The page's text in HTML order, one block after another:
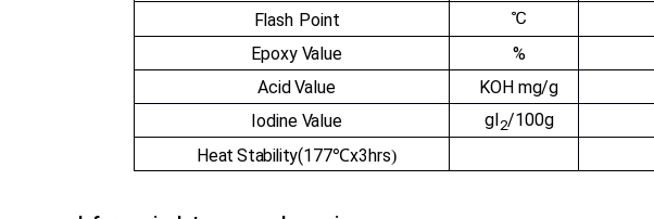
Flash Point ℃
Epoxy Value %
AcidValue KOH mg/g
Iodine Value gI2/100g
Heat Stability(177℃x3hrs)